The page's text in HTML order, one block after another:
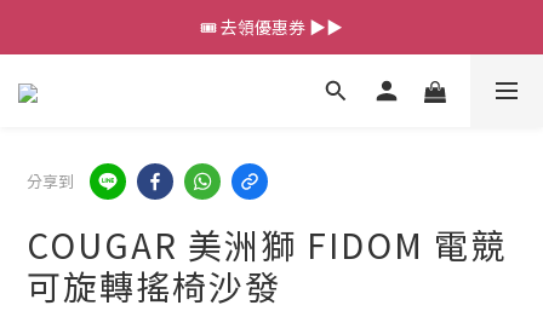
💰新會員送 $88 購物金
🎟️ 去領優惠券 ▶▶
💰新會員送 $88 購物金
分享到
COUGAR 美洲獅 FIDOM 電競
可旋轉搖椅沙發